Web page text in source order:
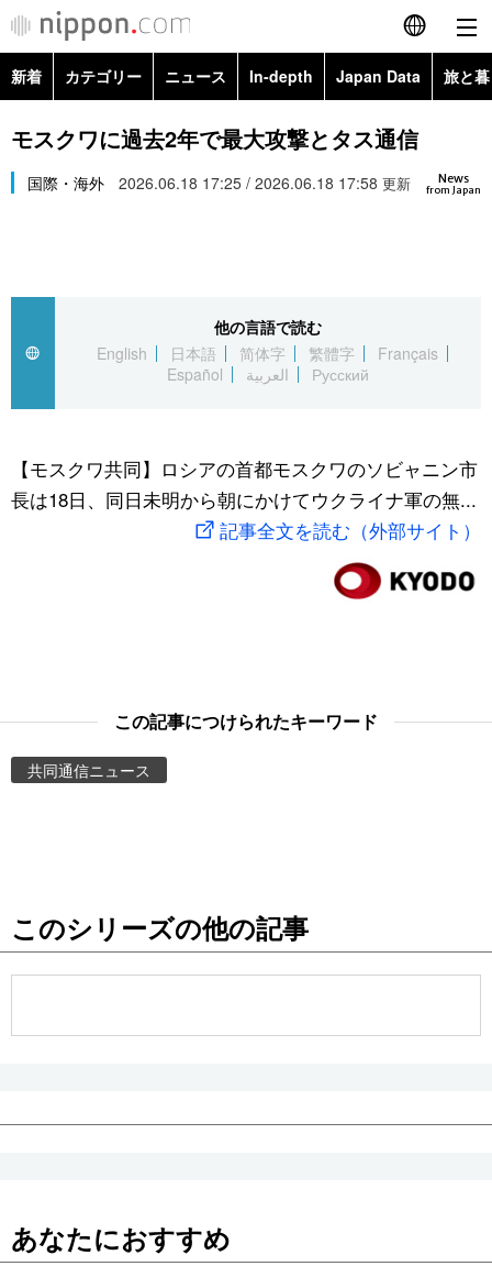
English
简体字
繁體字
العربية
社会
スポーツ・東京2020
旅と暮らし
Images
新着 カテゴリー ニュース In-depth Japan Data 旅と
政治・外交
経済・ビジネス
社会
文化
科学・技術
暮らし
Topics
Images
お知らせ
モスクワに過去2年で最大攻撃とタス通信
News
from Japan
国際・海外 2026.06.18 17:25 / 2026.06.18 17:58 更新
他の言語で読む
English
日本語 简体字 繁體字
Français
Español
العربية Русский
【モスクワ共同】ロシアの首都モスクワのソビャニン市
長は18日、同日未明から朝にかけてウクライナ軍の無...
記事全文を読む（外部サイト）
この記事につけられたキーワード
共同通信ニュース
このシリーズの他の記事
あなたにおすすめ